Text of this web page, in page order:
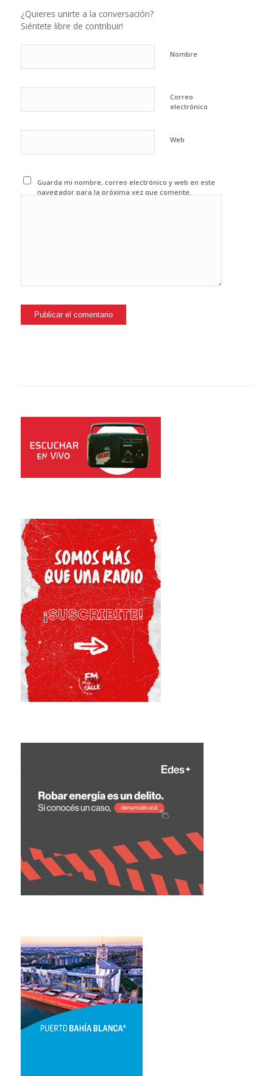
¿Quieres unirte a la conversación?
Siéntete libre de contribuir!
Nombre
Correo
electrónico
Web
Guarda mi nombre, correo electrónico y web en este
navegador para la próxima vez que comente.